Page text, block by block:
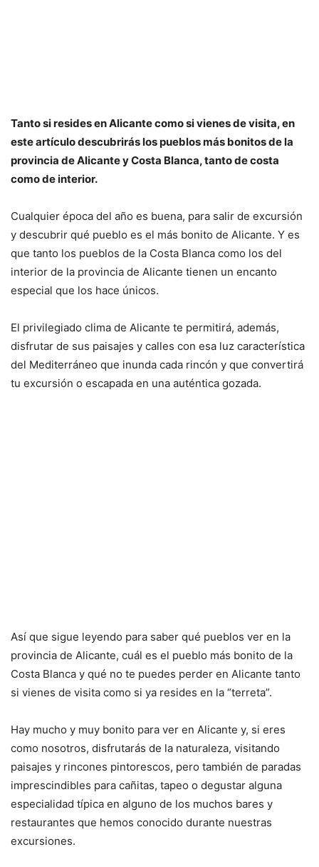
Tanto si resides en Alicante como si vienes de visita, en
este artículo descubrirás los pueblos más bonitos de la
provincia de Alicante y Costa Blanca, tanto de costa
como de interior.
Cualquier época del año es buena, para salir de excursión
y descubrir qué pueblo es el más bonito de Alicante. Y es
que tanto los pueblos de la Costa Blanca como los del
interior de la provincia de Alicante tienen un encanto
especial que los hace únicos.
El privilegiado clima de Alicante te permitirá, además,
disfrutar de sus paisajes y calles con esa luz característica
del Mediterráneo que inunda cada rincón y que convertirá
tu excursión o escapada en una auténtica gozada.
Así que sigue leyendo para saber qué pueblos ver en la
provincia de Alicante, cuál es el pueblo más bonito de la
Costa Blanca y qué no te puedes perder en Alicante tanto
si vienes de visita como si ya resides en la “terreta”.
Hay mucho y muy bonito para ver en Alicante y, si eres
como nosotros, disfrutarás de la naturaleza, visitando
paisajes y rincones pintorescos, pero también de paradas
imprescindibles para cañitas, tapeo o degustar alguna
especialidad típica en alguno de los muchos bares y
restaurantes que hemos conocido durante nuestras
excursiones.